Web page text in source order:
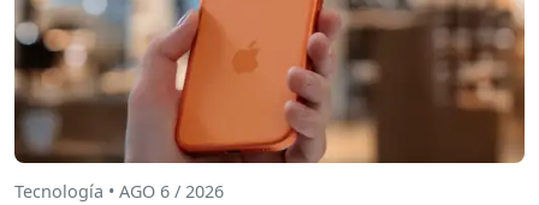
Tecnología • AGO 6 / 2026